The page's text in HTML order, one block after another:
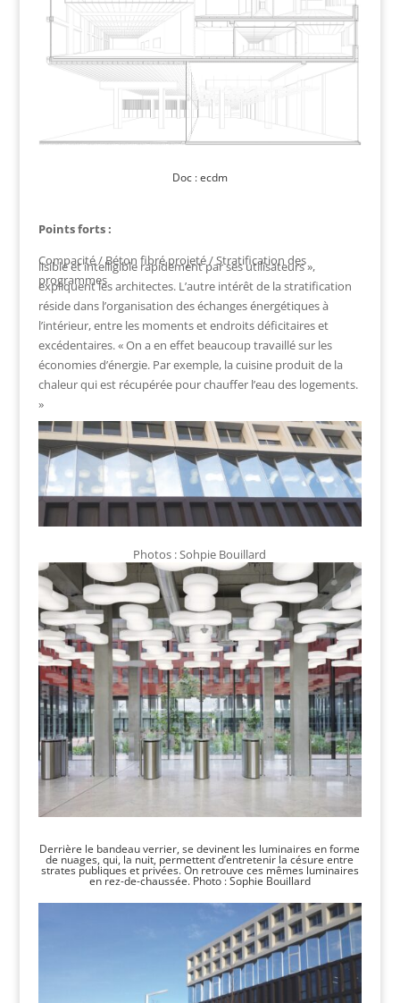
Doc : ecdm
Points forts :
Compacité / Béton fibré projeté / Stratification des
programmes
lisible et intelligible rapidement par ses utilisateurs »,
expliquent les architectes. L’autre intérêt de la stratification
réside dans l’organisation des échanges énergétiques à
l’intérieur, entre les moments et endroits déficitaires et
excédentaires. « On a en effet beaucoup travaillé sur les
économies d’énergie. Par exemple, la cuisine produit de la
chaleur qui est récupérée pour chauffer l’eau des logements.
»
Photos : Sohpie Bouillard
Derrière le bandeau verrier, se devinent les luminaires en forme
de nuages, qui, la nuit, permettent d’entretenir la césure entre
strates publiques et privées. On retrouve ces mêmes luminaires
en rez-de-chaussée. Photo : Sophie Bouillard